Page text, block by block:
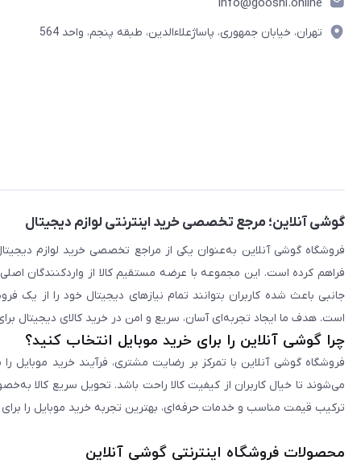
پرووان
مک دودو
روموس
انرجایزر
الدنیو
بلوم
سی یرا
info@gooshi.online
تهران، خیابان جمهوری، پاساژعلاءالدین، طبقه پنجم، واحد 564
گوشی آنلاین؛ مرجع تخصصی خرید اینترنتی لوازم دیجیتال
فراهم کرده است. این مجموعه با عرضه مستقیم کالا از واردکنندگان
جانبی باعث شده کاربران بتوانند تمام نیازهای دیجیتال خود را از
است. هدف ما ایجاد تجربه‌ای آسان، سریع و امن در خرید کالای دیجیتال
چرا گوشی آنلاین را برای خرید موبایل انتخاب کنید؟
فروشگاه گوشی آنلاین با تمرکز بر رضایت مشتری، فرآیند خرید
می‌شوند تا خیال کاربران از کیفیت کالا راحت باشد. تحویل سریع کالا
ترکیب قیمت مناسب و خدمات حرفه‌ای، بهترین تجربه خرید موبایل را برای
محصولات فروشگاه اینترنتی گوشی آنلاین